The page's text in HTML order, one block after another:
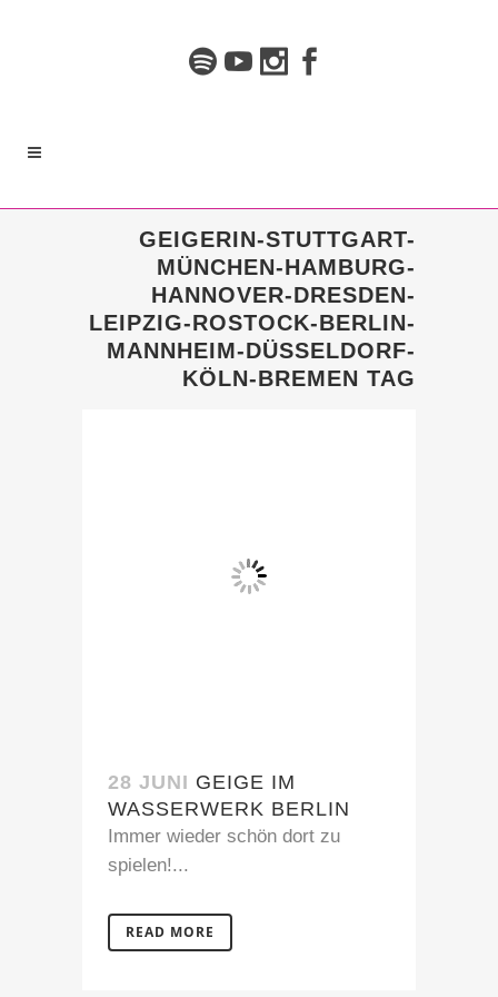
GEIGERIN-STUTTGART-
MÜNCHEN-HAMBURG-
HANNOVER-DRESDEN-
LEIPZIG-ROSTOCK-BERLIN-
MANNHEIM-DÜSSELDORF-
KÖLN-BREMEN TAG
28 JUNI GEIGE IM
WASSERWERK BERLIN
Immer wieder schön dort zu
spielen!...
READ MORE